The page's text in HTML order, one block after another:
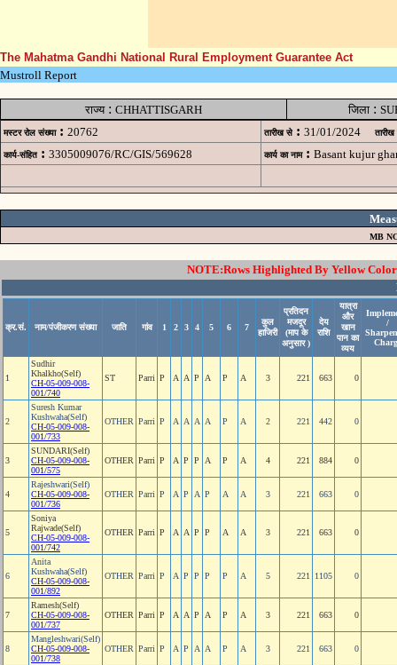
The Mahatma Gandhi National Rural Employment Guarantee Act
Mustroll Report
राज्य: CHHATTISGARH जिला :
मस्टर रोल संख्या : 20762 तारीख से : 31/01/2024 तारीख
कार्य-संहित : 3305009076/RC/GIS/569628 कार्य का नाम : Basant kujur
MB
NOTE:Rows Highlighted By Yellow
क्र.सं. नाम/पंजीकरण संख्या जाति गांव 1 2 3 4 5 6 7
कुल
हाजिरी
प्रतिदन
मजदूर
(माप के
अनुसार )
देय
राशि
यात्रा
और
खान
पान का
व्यय
/
1
Sudhir
Khalkho(Self)
CH-05-009-008-
001/740
ST Parri P A A P A P A 3 221 663 0
2
Suresh Kumar
Kushwaha(Self)
CH-05-009-008-
001/733
OTHER Parri P A A A A P A 2 221 442 0
3
SUNDARI(Self)
CH-05-009-008-
001/575
OTHER Parri P A P P A P A 4 221 884 0
4
Rajeshwari(Self)
CH-05-009-008-
001/736
OTHER Parri P A P A P A A 3 221 663 0
5
Soniya
Rajwade(Self)
CH-05-009-008-
001/742
OTHER Parri P A A P P A A 3 221 663 0
6
Anita
Kushwaha(Self)
CH-05-009-008-
001/892
OTHER Parri P A P P P P A 5 221 1105 0
7
Ramesh(Self)
CH-05-009-008-
001/737
OTHER Parri P A A P A P A 3 221 663 0
8
Mangleshwari(Self)
CH-05-009-008-
001/738
OTHER Parri P A P A A P A 3 221 663 0